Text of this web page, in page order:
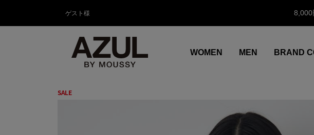
ゲスト様 8,000
WOMEN MEN BRAND
SALE